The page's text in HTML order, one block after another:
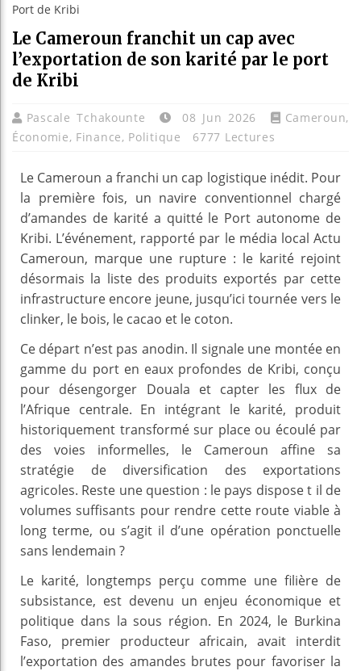
Port de Kribi
Le Cameroun franchit un cap avec
l’exportation de son karité par le port
de Kribi
Pascale Tchakounte 08 Jun 2026 Cameroun,
Économie, Finance, Politique 6777 Lectures
Le Cameroun a franchi un cap logistique inédit. Pour
la première fois, un navire conventionnel chargé
d’amandes de karité a quitté le Port autonome de
Kribi. L’événement, rapporté par le média local Actu
Cameroun, marque une rupture : le karité rejoint
désormais la liste des produits exportés par cette
infrastructure encore jeune, jusqu’ici tournée vers le
clinker, le bois, le cacao et le coton.
Ce départ n’est pas anodin. Il signale une montée en
gamme du port en eaux profondes de Kribi, conçu
pour désengorger Douala et capter les flux de
l’Afrique centrale. En intégrant le karité, produit
historiquement transformé sur place ou écoulé par
des voies informelles, le Cameroun affine sa
stratégie de diversification des exportations
agricoles. Reste une question : le pays dispose t il de
volumes suffisants pour rendre cette route viable à
long terme, ou s’agit il d’une opération ponctuelle
sans lendemain ?
Le karité, longtemps perçu comme une filière de
subsistance, est devenu un enjeu économique et
politique dans la sous région. En 2024, le Burkina
Faso, premier producteur africain, avait interdit
l’exportation des amandes brutes pour favoriser la